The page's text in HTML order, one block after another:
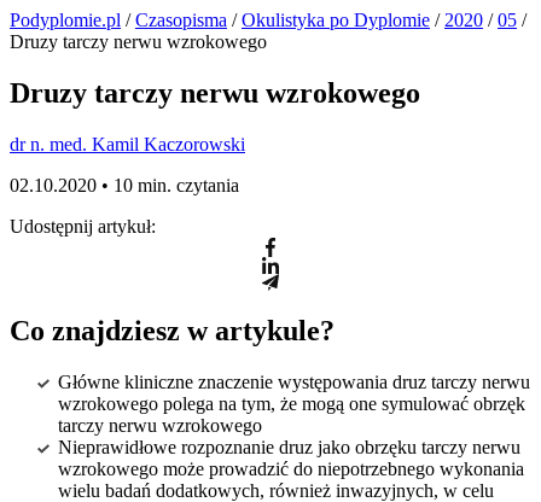
Podyplomie.pl /Czasopisma /Okulistyka po Dyplomie / 2020 /05 /
Druzy tarczy nerwu wzrokowego
Druzy tarczy nerwu wzrokowego
dr n. med. Kamil Kaczorowski
02.10.2020 • 10 min. czytania
Udostępnij artykuł:
Co znajdziesz w artykule?
Główne kliniczne znaczenie występowania druz tarczy nerwu
wzrokowego polega na tym, że mogą one symulować obrzęk
tarczy nerwu wzrokowego
Nieprawidłowe rozpoznanie druz jako obrzęku tarczy nerwu
wzrokowego może prowadzić do niepotrzebnego wykonania
wielu badań dodatkowych, również inwazyjnych, w celu